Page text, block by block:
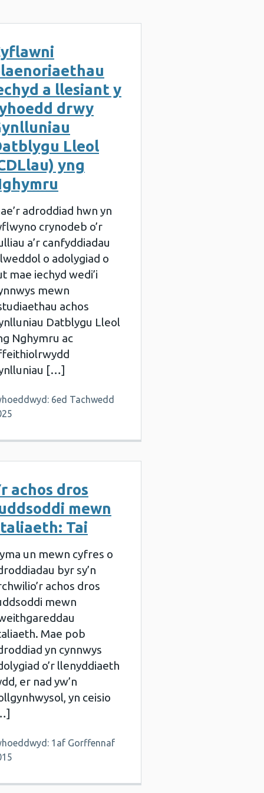
a llesiant y
drwy
Lleol
yng
adroddiad hwn yn
crynodeb o’r
a’r canfyddiadau
o adolygiad o
mae iechyd wedi’i
mewn
achos
Datblygu Lleol
Nghymru ac
[…]
6ed Tachwedd
achos dros
mewn
Tai
un mewn cyfres o
byr sy’n
achos dros
mewn
Mae pob
yn cynnwys
o’r llenyddiaeth
er nad yw’n
yn ceisio
1af Gorffennaf